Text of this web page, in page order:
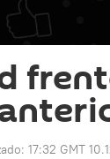
17:32 GMT